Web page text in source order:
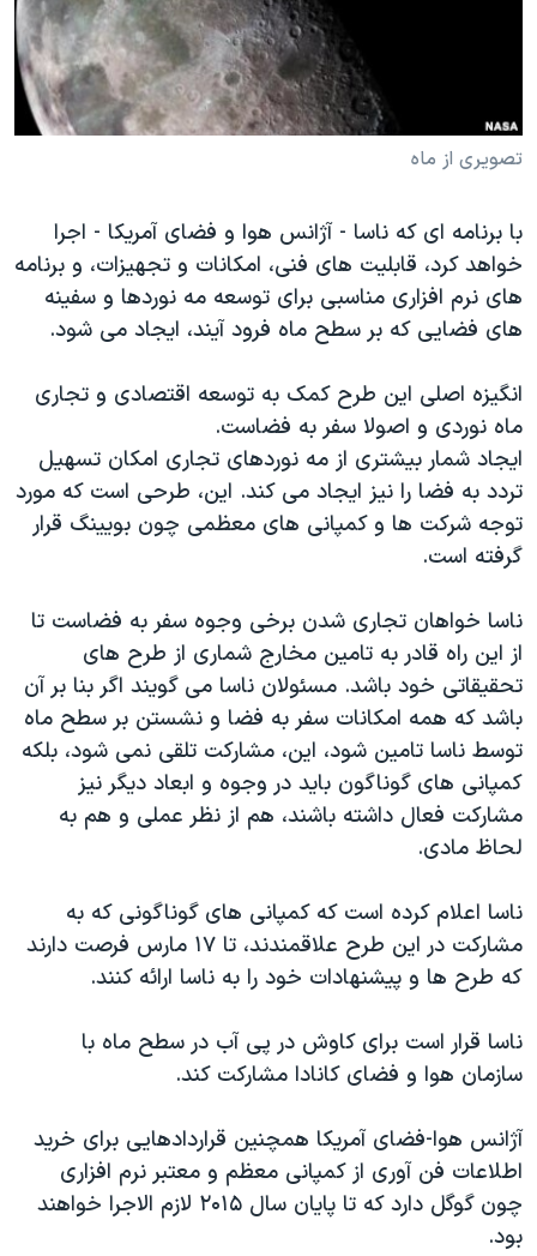
علم و فناوری
گالری عکس
آرشیو پخش زنده
انتخابات ریاست جمهوری آمریکا ۲۰۲۴
حمله جمهوری اسلامی به اسرائیل
رمز مهسا
اعتراضات زن، زندگی، آزادی
مجموعه مستندهای دادخواهی
تریبونال مردمی آبان ۹۸
چهل سال گروگان‌گیری
قانون شفافیت دارائی کادر رهبری ایران
اعتراضات مردمی آبان ۹۸
اسرائیل در جنگ
همایش محافظه‌کاران آمریکا «سی‌پک»
صفحه‌های ویژه
سفر پرزیدنت ترامپ به چین
تصویری از ماه
با برنامه ای که ناسا - آژانس هوا و فضای آمریکا - اجرا
خواهد کرد، قابلیت های فنی، امکانات و تجهیزات، و برنامه
های نرم افزاری مناسبی برای توسعه مه نوردها و سفینه
های فضایی که بر سطح ماه فرود آیند، ایجاد می شود.
انگیزه اصلی این طرح کمک به توسعه اقتصادی و تجاری
ماه نوردی و اصولا سفر به فضاست.
ایجاد شمار بیشتری از مه نوردهای تجاری امکان تسهیل
تردد به فضا را نیز ایجاد می کند. این، طرحی است که مورد
توجه شرکت ها و کمپانی های معظمی چون بویینگ قرار
گرفته است.
ناسا خواهان تجاری شدن برخی وجوه سفر به فضاست تا
از این راه قادر به تامین مخارج شماری از طرح های
تحقیقاتی خود باشد. مسئولان ناسا می گویند اگر بنا بر آن
باشد که همه امکانات سفر به فضا و نشستن بر سطح ماه
توسط ناسا تامین شود، این، مشارکت تلقی نمی شود، بلکه
کمپانی های گوناگون باید در وجوه و ابعاد دیگر نیز
مشارکت فعال داشته باشند، هم از نظر عملی و هم به
لحاظ مادی.
ناسا اعلام کرده است که کمپانی های گوناگونی که به
مشارکت در این طرح علاقمندند، تا ۱۷ مارس فرصت دارند
که طرح ها و پیشنهادات خود را به ناسا ارائه کنند.
ناسا قرار است برای کاوش در پی آب در سطح ماه با
سازمان هوا و فضای کانادا مشارکت کند.
آژانس هوا-فضای آمریکا همچنین قراردادهایی برای خرید
اطلاعات فن آوری از کمپانی معظم و معتبر نرم افزاری
چون گوگل دارد که تا پایان سال ۲۰۱۵ لازم الاجرا خواهند
بود.